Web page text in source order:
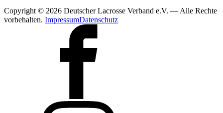
Copyright © 2026 Deutscher Lacrosse Verband e.V. — Alle Rechte
vorbehalten. ImpressumDatenschutz